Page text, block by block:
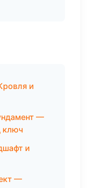
и
—
ключ
и
—